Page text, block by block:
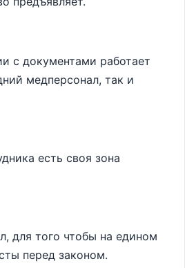
с документами работает
медперсонал, так и
есть своя зона
для того чтобы на едином
перед законом.